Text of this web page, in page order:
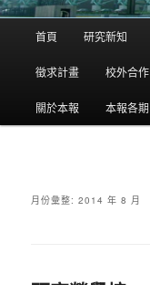
單
首頁 研究新知
徵求計畫 校外合作
關於本報 本報各期
月份彙整:2014 年 8 月